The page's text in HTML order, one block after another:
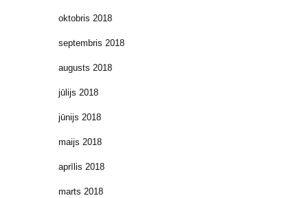
oktobris 2018
septembris 2018
augusts 2018
jūlijs 2018
jūnijs 2018
maijs 2018
aprīlis 2018
marts 2018